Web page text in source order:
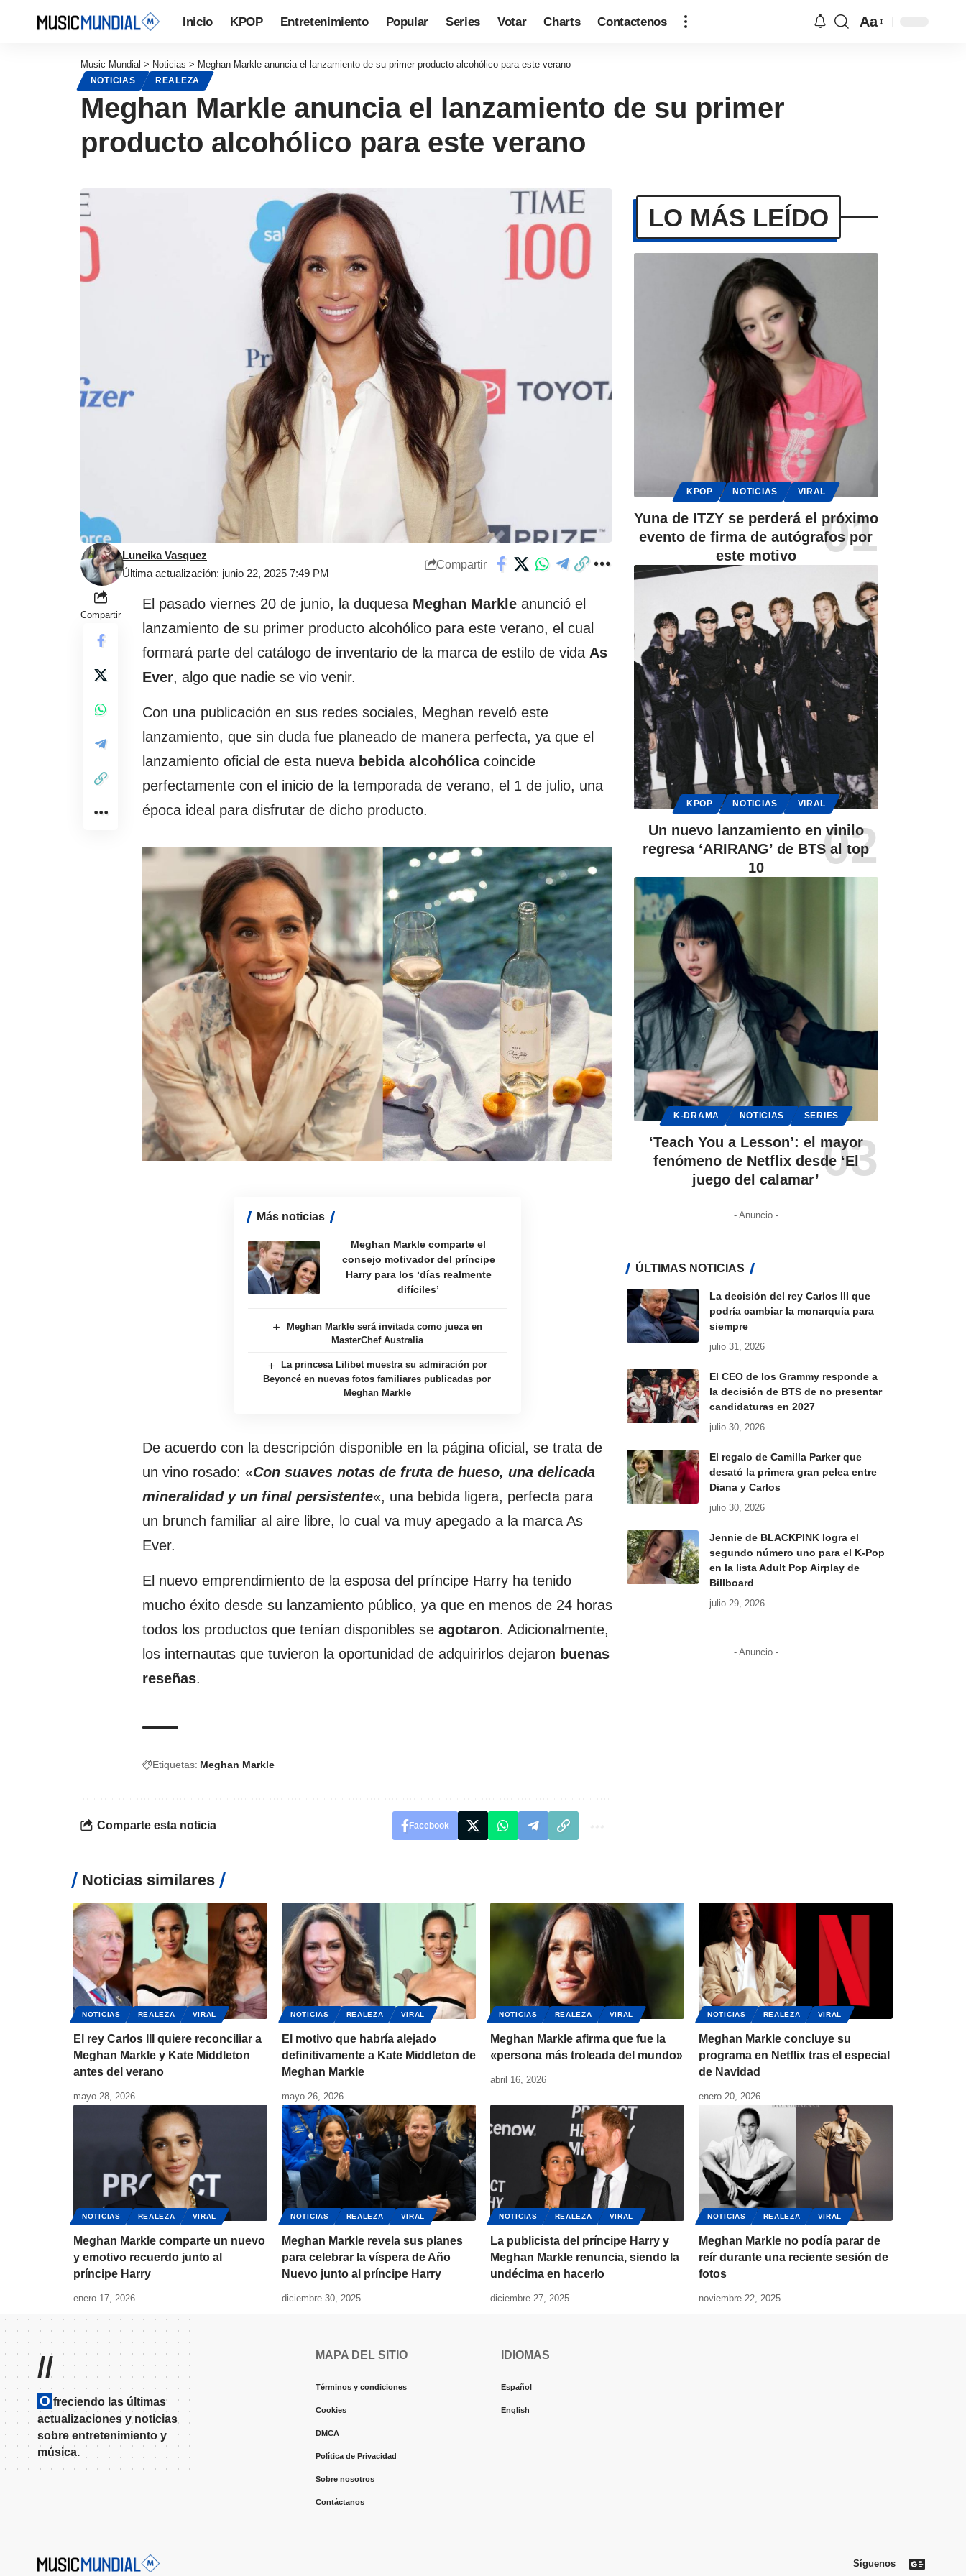
Inicio KPOP Entretenimiento Popular Series Votar Charts Contactenos Aa
Music Mundial > Noticias > Meghan Markle anuncia el lanzamiento de su primer producto alcohólico para este verano
NOTICIAS REALEZA
Meghan Markle anuncia el lanzamiento de su primer
producto alcohólico para este verano
Última actualización: junio 22, 2025 7:49 PM
Luneika Vasquez
Compartir
Compartir
El pasado viernes 20 de junio, la duquesa Meghan Markle anunció el
lanzamiento de su primer producto alcohólico para este verano, el cual
formará parte del catálogo de inventario de la marca de estilo de vida As
Ever, algo que nadie se vio venir.
Con una publicación en sus redes sociales, Meghan reveló este
lanzamiento, que sin duda fue planeado de manera perfecta, ya que el
lanzamiento oficial de esta nueva bebida alcohólicacoincide
perfectamente con el inicio de la temporada de verano, el 1 de julio, una
época ideal para disfrutar de dicho producto.
Más noticias
Meghan Markle comparte el
consejo motivador del príncipe
Harry para los ‘días realmente
difíciles’
Meghan Markle será invitada como jueza en
MasterChef Australia
La princesa Lilibet muestra su admiración por
Beyoncé en nuevas fotos familiares publicadas por
Meghan Markle
De acuerdo con la descripción disponible en la página oficial, se trata de
un vino rosado: «Con suaves notas de fruta de hueso, una delicada
mineralidad y un final persistente«, una bebida ligera, perfecta para
un brunch familiar al aire libre, lo cual va muy apegado a la marca As
Ever.
El nuevo emprendimiento de la esposa del príncipe Harry ha tenido
mucho éxito desde su lanzamiento público, ya que en menos de 24 horas
todos los productos que tenían disponibles se agotaron. Adicionalmente,
los internautas que tuvieron la oportunidad de adquirirlos dejaron buenas
reseñas.
Etiquetas: Meghan Markle
Comparte esta noticia Facebook
LO MÁS LEÍDO
KPOP NOTICIAS VIRAL
Yuna de ITZY se perderá el próximo
evento de firma de autógrafos por
este motivo
KPOP NOTICIAS VIRAL
Un nuevo lanzamiento en vinilo
regresa ‘ARIRANG’ de BTS al top
10
K-DRAMA NOTICIAS SERIES
‘Teach You a Lesson’: el mayor
fenómeno de Netflix desde ‘El
juego del calamar’
- Anuncio -
ÚLTIMAS NOTICIAS
La decisión del rey Carlos III que
podría cambiar la monarquía para
siempre
julio 31, 2026
El CEO de los Grammy responde a
la decisión de BTS de no presentar
candidaturas en 2027
julio 30, 2026
El regalo de Camilla Parker que
desató la primera gran pelea entre
Diana y Carlos
julio 30, 2026
Jennie de BLACKPINK logra el
segundo número uno para el K-Pop
en la lista Adult Pop Airplay de
Billboard
julio 29, 2026
- Anuncio -
Noticias similares
NOTICIAS REALEZA VIRAL
El rey Carlos III quiere reconciliar a
Meghan Markle y Kate Middleton
antes del verano
mayo 28, 2026
NOTICIAS REALEZA VIRAL
El motivo que habría alejado
definitivamente a Kate Middleton de
Meghan Markle
mayo 26, 2026
NOTICIAS REALEZA VIRAL
Meghan Markle afirma que fue la
«persona más troleada del mundo»
abril 16, 2026
NOTICIAS REALEZA VIRAL
Meghan Markle concluye su
programa en Netflix tras el especial
de Navidad
enero 20, 2026
NOTICIAS REALEZA VIRAL
Meghan Markle comparte un nuevo
y emotivo recuerdo junto al
príncipe Harry
enero 17, 2026
NOTICIAS REALEZA VIRAL
Meghan Markle revela sus planes
para celebrar la víspera de Año
Nuevo junto al príncipe Harry
diciembre 30, 2025
NOTICIAS REALEZA VIRAL
La publicista del príncipe Harry y
Meghan Markle renuncia, siendo la
undécima en hacerlo
diciembre 27, 2025
NOTICIAS REALEZA VIRAL
Meghan Markle no podía parar de
reír durante una reciente sesión de
fotos
noviembre 22, 2025
//
O freciendo las últimas
actualizaciones y noticias
sobre entretenimiento y
música.
MAPA DEL SITIO
Términos y condiciones
Cookies
DMCA
Política de Privacidad
Sobre nosotros
Contáctanos
IDIOMAS
Español
English
Síguenos